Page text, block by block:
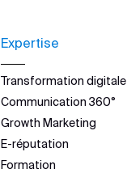
Expertise
Transformation digitale
Communication 360°
Growth Marketing
E-réputation
Formation